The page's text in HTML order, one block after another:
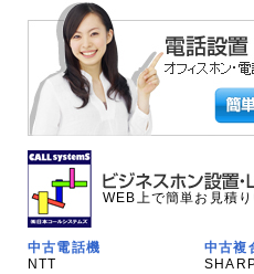
WEB上で簡単お見積
中古電話機
NTT
中古複